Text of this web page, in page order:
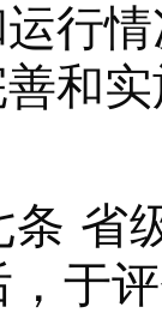
行
和
省级
于